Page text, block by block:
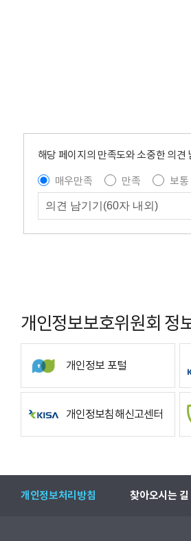
해당 페이지의 만족도와 소중한 의견
매우만족
만족 보통
개인정보보호위원회 정
개인정보 포털
개인정보침해신고센터
개인정보처리방침 찾아오시는 길